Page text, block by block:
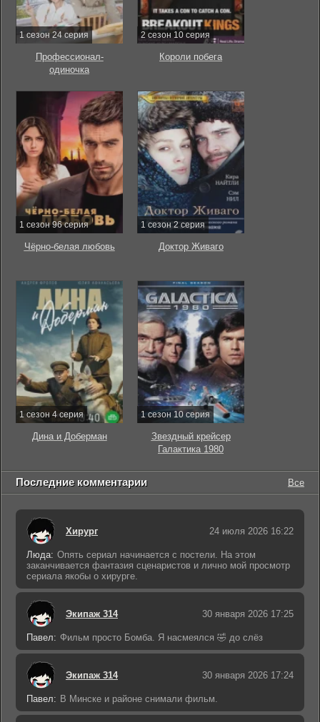
1 сезон 24 серия
Профессионал-
одиночка
2 сезон 10 серия
Короли побега
1 сезон 96 серия
Чёрно-белая любовь
1 сезон 2 серия
Доктор Живаго
1 сезон 4 серия
Дина и Доберман
1 сезон 10 серия
Звездный крейсер
Галактика 1980
Последние комментарии Все
Хирург 24 июля 2026 16:22
Люда: Опять сериал начинается с постели. На этом
заканчивается фантазия сценаристов и лично мой просмотр
сериала якобы о хирурге.
Экипаж 314 30 января 2026 17:25
Павел: Фильм просто Бомба. Я насмеялся 🤣 до слёз
Экипаж 314 30 января 2026 17:24
Павел: В Минске и районе снимали фильм.